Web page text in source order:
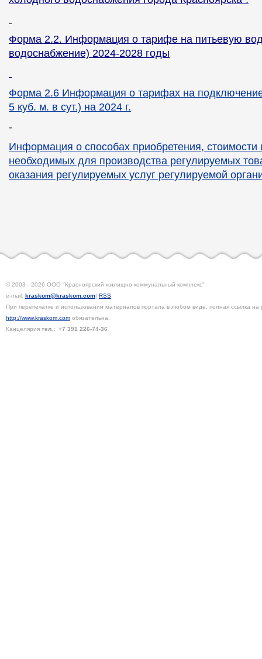
Форма 2.2. Информация о тарифе на питьевую
водоснабжение) 2024-2028 годы
Форма 2.6 Информация о тарифах на
5 куб. м. в сут.) на 2024 г.
-
Информация о способах приобретения, стоимости
необходимых для производства регулируемых
оказания регулируемых услуг регулируемой
© 2003 - 2026 ООО "Красноярский жилищно-коммунальный комплекс"
e-mail: kraskom@kraskom.com| RSS
При перепечатке и использовании материалов портала в любом виде, полная ссылка на
http://www.kraskom.com обязательна.
Канцелярия тел.: +7 391 226-74-36